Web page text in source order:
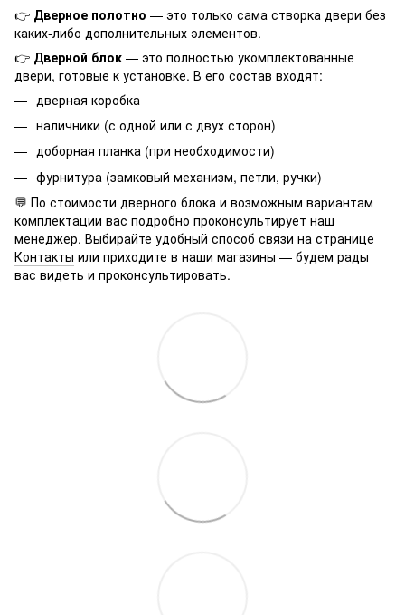
👉 Дверное полотно — это только сама створка двери без
каких-либо дополнительных элементов.
👉 Дверной блок — это полностью укомплектованные
двери, готовые к установке. В его состав входят:
дверная коробка
наличники (с одной или с двух сторон)
доборная планка (при необходимости)
фурнитура (замковый механизм, петли, ручки)
💬 По стоимости дверного блока и возможным вариантам
комплектации вас подробно проконсультирует наш
менеджер. Выбирайте удобный способ связи на странице
Контакты или приходите в наши магазины — будем рады
вас видеть и проконсультировать.